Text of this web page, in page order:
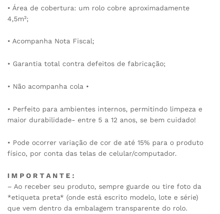
• Área de cobertura: um rolo cobre aproximadamente
4,5m²;
• Acompanha Nota Fiscal;
• Garantia total contra defeitos de fabricação;
• Não acompanha cola •
• Perfeito para ambientes internos, permitindo limpeza e
maior durabilidade- entre 5 a 12 anos, se bem cuidado!
• Pode ocorrer variação de cor de até 15% para o produto
físico, por conta das telas de celular/computador.
I M P O R T A N T E :
– Ao receber seu produto, sempre guarde ou tire foto da
*etiqueta preta* (onde está escrito modelo, lote e série)
que vem dentro da embalagem transparente do rolo.